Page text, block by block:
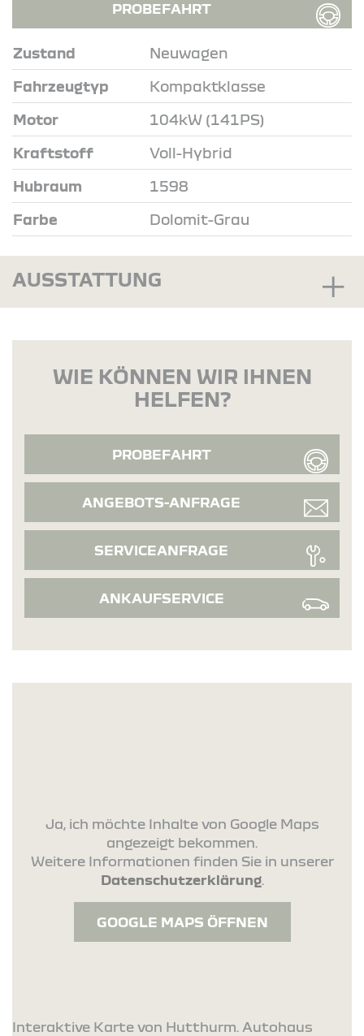
Zustand Neuwagen
Fahrzeugtyp Kompaktklasse
Motor 104kW (141PS)
Kraftstoff Voll-Hybrid
Hubraum 1598
Farbe Dolomit-Grau
PROBEFAHRT
AUSSTATTUNG
WIE KÖNNEN WIR IHNEN
HELFEN?
PROBEFAHRT
ANGEBOTS-ANFRAGE
SERVICEANFRAGE
ANKAUFSERVICE
Ja, ich möchte Inhalte von Google Maps
angezeigt bekommen.
Weitere Informationen finden Sie in unserer
Datenschutzerklärung.
GOOGLE MAPS ÖFFNEN
Interaktive Karte von Hutthurm. Autohaus